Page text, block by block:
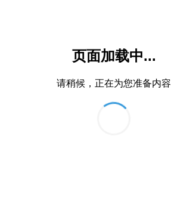
页面加载中...
请稍候，正在为您准备内容